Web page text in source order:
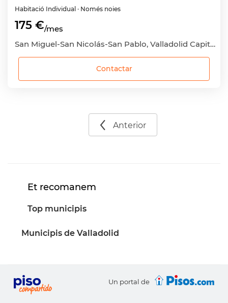
Habitació Individual · Només noies
175 €/mes
San Miguel-San Nicolás-San Pablo, Valladolid Capital, Valladolid
Contactar
Anterior
Et recomanem
Top municipis
Municipis de Valladolid
Un portal de